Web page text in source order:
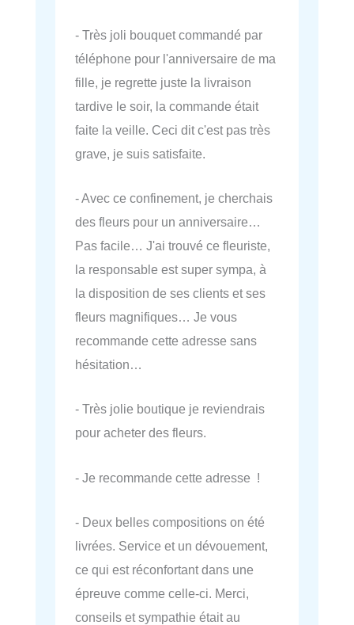
- Très joli bouquet commandé par
téléphone pour l'anniversaire de ma
fille, je regrette juste la livraison
tardive le soir, la commande était
faite la veille. Ceci dit c'est pas très
grave, je suis satisfaite.
- Avec ce confinement, je cherchais
des fleurs pour un anniversaire…
Pas facile… J'ai trouvé ce fleuriste,
la responsable est super sympa, à
la disposition de ses clients et ses
fleurs magnifiques… Je vous
recommande cette adresse sans
hésitation…
- Très jolie boutique je reviendrais
pour acheter des fleurs.
- Je recommande cette adresse !
- Deux belles compositions on été
livrées. Service et un dévouement,
ce qui est réconfortant dans une
épreuve comme celle-ci. Merci,
conseils et sympathie était au